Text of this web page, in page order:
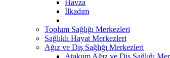
Havza
İlkadım
Toplum Sağlığı Merkezleri
Sağlıklı Hayat Merkezleri
Ağız ve Diş Sağlığı Merkezleri
Atakum Ağız ve Diş Sağlığı